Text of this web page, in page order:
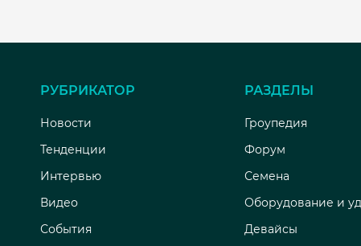
РУБРИКАТОР
Новости
Тенденции
Интервью
Видео
События
РАЗДЕЛЫ
Гроупедия
Форум
Семена
Оборудование и
Девайсы